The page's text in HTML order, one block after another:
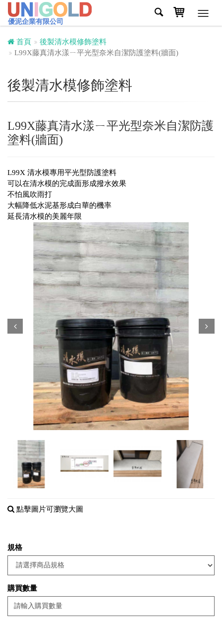
優泥企業有限公司
首頁
後製清水模修飾塗料
L99X藤真清水漾ㄧ平光型奈米自潔防護塗料(牆面)
後製清水模修飾塗料
L99X藤真清水漾ㄧ平光型奈米自潔防護
塗料(牆面)
L99X 清水模專用平光型防護塗料
可以在清水模的完成面形成撥水效果
不怕風吹雨打
大幅降低水泥基形成白華的機率
延長清水模的美麗年限
Prev Next
點擊圖片可瀏覽大圖
規格
購買數量